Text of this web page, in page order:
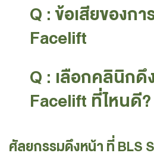
Q : ข้อเสียของก
Facelift
Q : เลือกคลินิกดึ
Facelift ที่ไหนดี?
ศัลยกรรมดึงหน้า ที่ BLS